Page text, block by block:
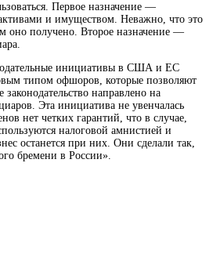
Первое назначение —
и имуществом. Неважно, что это
оно получено. Второе назначение —
инициативы в США и ЕС
типом офшоров, которые позволяют
направлено на
Эта инициатива не увенчалась
нет четких гарантий, что в случае,
налоговой амнистией и
останется при них. Они сделали так,
бремени в России».